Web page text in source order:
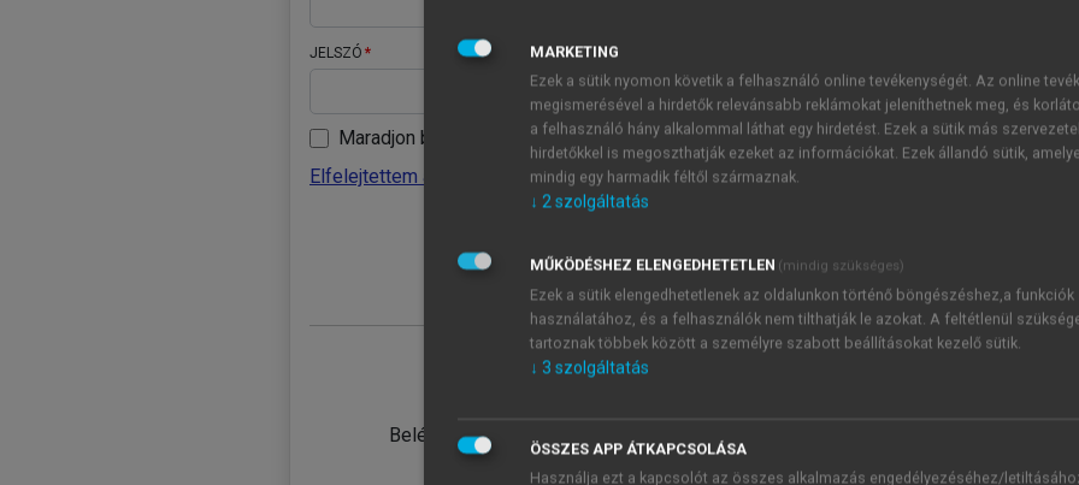
JELSZÓ
Maradjon belépve
Elfelejtettem a jelszavamat
Belépés intézményi azonosítóval
JELSZÓ
Kérek értesítést a MeRSZ
Kérek értesítést az
MARKETING
Ezek a sütik nyomon követik a felhasználó online tevékenységét. Az online
megismerésével a hirdetők relevánsabb reklámokat jeleníthetnek meg, és
a felhasználó hány alkalommal láthat egy hirdetést. Ezek a sütik más
hirdetőkkel is megoszthatják ezeket az információkat. Ezek állandó sütik,
mindig egy harmadik féltől származnak.
↓ 2szolgáltatás
MŰKÖDÉSHEZ ELENGEDHETETLEN (mindig szükséges)
Ezek a sütik elengedhetetlenek az oldalunkon történő böngészéshez,a funkciók
használatához, és a felhasználók nem tilthatják le azokat. A feltétlenül
tartoznak többek között a személyre szabott beállításokat kezelő sütik.
↓ 3 szolgáltatás
ÖSSZES APP ÁTKAPCSOLÁSA
Használja ezt a kapcsolót az összes alkalmazás engedélyezéséhez/